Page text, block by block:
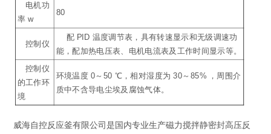
电机功
率 w
80
控制仪
配 PID 温度调节表，具有转速显示和无级调速功
能，配加热电压表、电机电流表及工作时间显示等。
控制仪
的工作环
境
环境温度 0～50 ℃，相对湿度为 30～85% ，周围介
质中不含导电尘埃及腐蚀气体。
威海自控反应釜有限公司是国内专业生产磁力搅拌静密封高压反